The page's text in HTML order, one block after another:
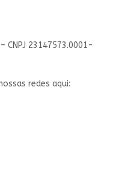
CNPJ 23147573.0001-
redes aqui: